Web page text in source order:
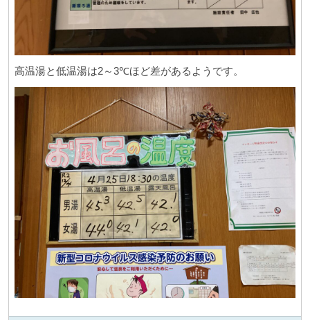
高温湯と低温湯は2～3℃ほど差があるようです。